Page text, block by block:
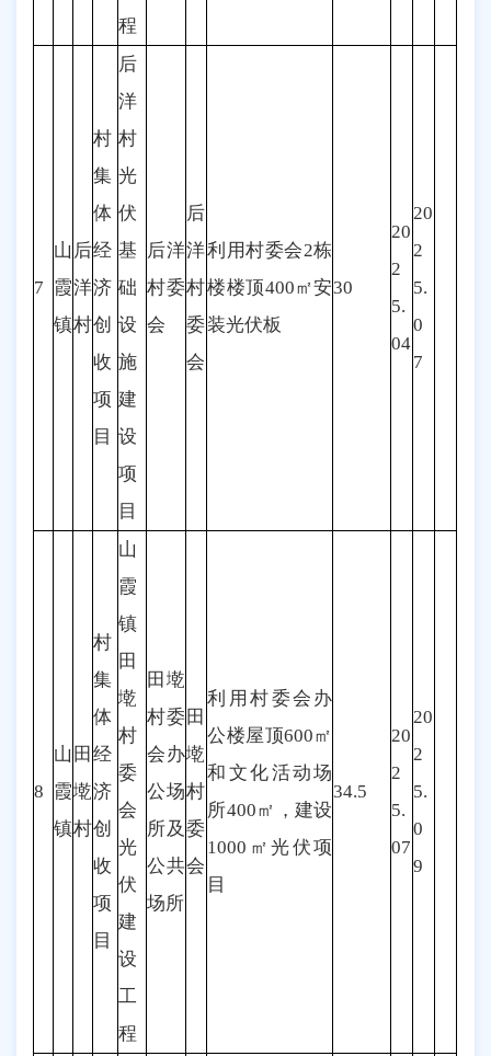
程
7
山
霞
镇
后
洋
村
村
集
体
经
济
创
收
项
目
后
洋
村
光
伏
基
础
设
施
建
设
项
目
后洋
村委
会
后
洋
村
委
会
利用村委会2栋
楼楼顶400㎡安
装光伏板
30
20
2
5.
04
20
2
5.
0
7
8
山
霞
镇
田
墘
村
村
集
体
经
济
创
收
项
目
山
霞
镇
田
墘
村
委
会
光
伏
建
设
工
程
田墘
村委
会办
公场
所及
公共
场所
田
墘
村
委
会
利用村委会办
公楼屋顶600㎡
和文化活动场
所400㎡，建设
1000㎡光伏项
目
34.5
20
2
5.
07
20
2
5.
0
9